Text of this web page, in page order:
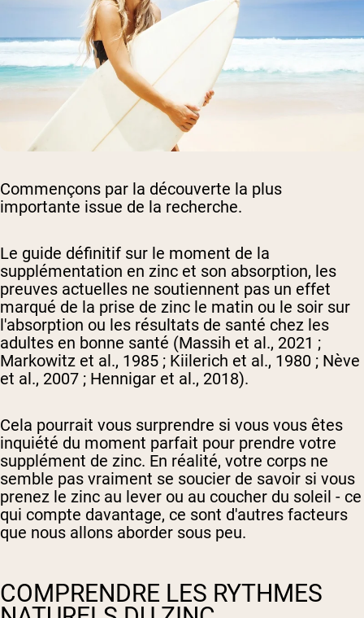
Commençons par la découverte la plus
importante issue de la recherche.
Le guide définitif sur le moment de la
supplémentation en zinc et son absorption, les
preuves actuelles ne soutiennent pas un effet
marqué de la prise de zinc le matin ou le soir sur
l'absorption ou les résultats de santé chez les
adultes en bonne santé (Massih et al., 2021 ;
Markowitz et al., 1985 ; Kiilerich et al., 1980 ; Nève
et al., 2007 ; Hennigar et al., 2018).
Cela pourrait vous surprendre si vous vous êtes
inquiété du moment parfait pour prendre votre
supplément de zinc. En réalité, votre corps ne
semble pas vraiment se soucier de savoir si vous
prenez le zinc au lever ou au coucher du soleil - ce
qui compte davantage, ce sont d'autres facteurs
que nous allons aborder sous peu.
COMPRENDRE LES RYTHMES